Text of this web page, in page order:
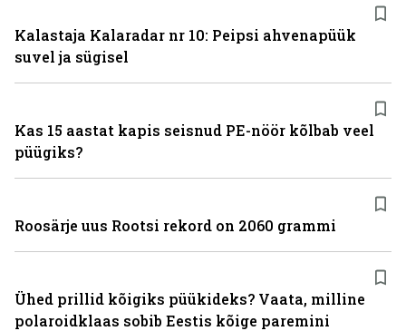
Kalastaja Kalaradar nr 10: Peipsi ahvenapüük
suvel ja sügisel
Kas 15 aastat kapis seisnud PE-nöör kõlbab veel
püügiks?
Roosärje uus Rootsi rekord on 2060 grammi
Ühed prillid kõigiks püükideks? Vaata, milline
polaroidklaas sobib Eestis kõige paremini